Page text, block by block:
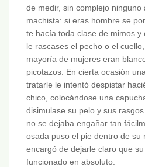
de medir, sin complejo ninguno
machista: si eras hombre se
te hacía toda clase de mimos y
le rascases el pecho o el
mayoría de mujeres eran
picotazos. En cierta ocasión
tratarle le intentó despistar
chico, colocándose una
disimulase su pelo y sus
no se dejaba engañar tan
osada puso el pie dentro de su
encargó de dejarle claro que
funcionado en absoluto.